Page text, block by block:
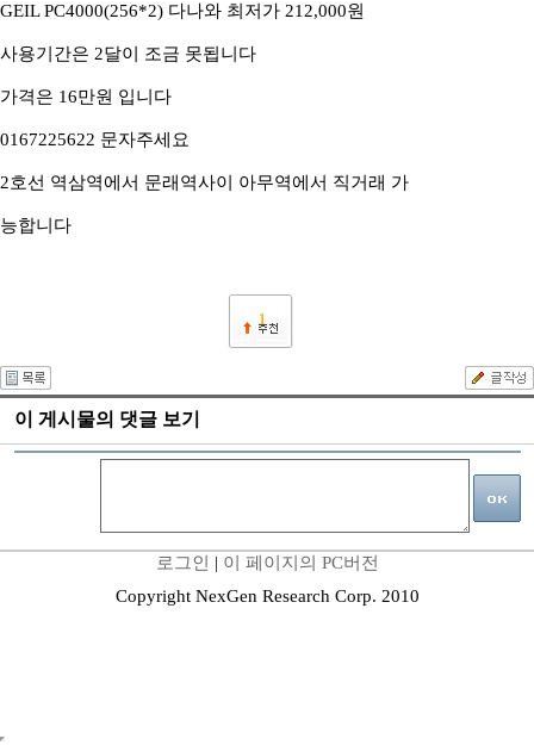
GEIL PC4000(256*2) 다나와 최저가 212,000원
사용기간은 2달이 조금 못됩니다
가격은 16만원 입니다
0167225622 문자주세요
2호선 역삼역에서 문래역사이 아무역에서 직거래 가
능합니다
1
이 게시물의 댓글 보기
로그인 | 이 페이지의 PC버전
Copyright NexGen Research Corp. 2010